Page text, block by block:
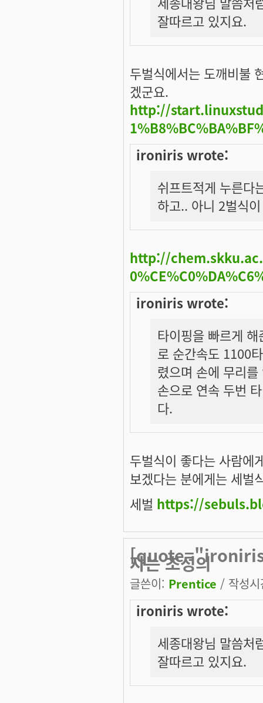
잘따르고 있지요.
두벌식에서는 도깨비불
겠군요.
http://
ironiris wrote:
쉬프트적게 누른다
하고.. 아니 2벌식
http://
ironiris wrote:
타이핑을 빠르게
로 순간속도 1100
렸으며 손에 무리
손으로 연속 두번
다.
두벌식이 좋다는 사람에
보겠다는 분에게는 세벌
세벌 https://
자는 초성의
글쓴이: Prentice / 작성
ironiris wrote:
세종대왕님 말씀처
잘따르고 있지요.